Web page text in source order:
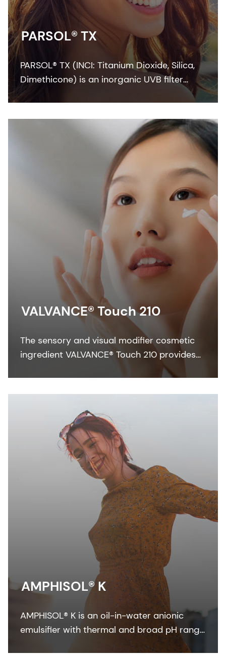
PARSOL® TX
PARSOL® TX (INCI: Titanium Dioxide, Silica,
Dimethicone) is an inorganic UVB filter
providing a very good SPF performance as
protection into the blue light range.
VALVANCE® Touch 210
The sensory and visual modifier cosmetic
ingredient VALVANCE® Touch 210 provides
anti-shine, silky touch and a lightweight feel
AMPHISOL® K
AMPHISOL® K is an oil-in-water anionic
emulsifier with thermal and broad pH range
stability to formulate in sun care, skin care,